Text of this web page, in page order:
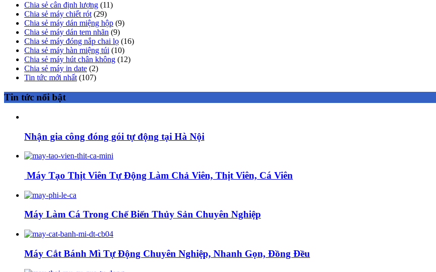
Chia sẻ cân định lượng (11)
Chia sẻ máy chiết rót (29)
Chia sẻ máy dán miệng hộp (9)
Chia sẻ máy dán tem nhãn (9)
Chia sẻ máy đóng nắp chai lọ (16)
Chia sẻ máy hàn miệng túi (10)
Chia sẻ máy hút chân không (12)
Chia sẻ máy in date (2)
Tin tức mới nhất (107)
Tin tức nổi bật
Nhận gia công đóng gói tự động tại Hà Nội
Máy Tạo Thịt Viên Tự Động Làm Chả Viên, Thịt Viên, Cá Viên
Máy Làm Cá Trong Chế Biến Thủy Sản Chuyên Nghiệp
Máy Cắt Bánh Mì Tự Động Chuyên Nghiệp, Nhanh Gọn, Đồng Đều